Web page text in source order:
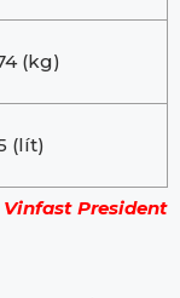
(kg)
(lít)
President